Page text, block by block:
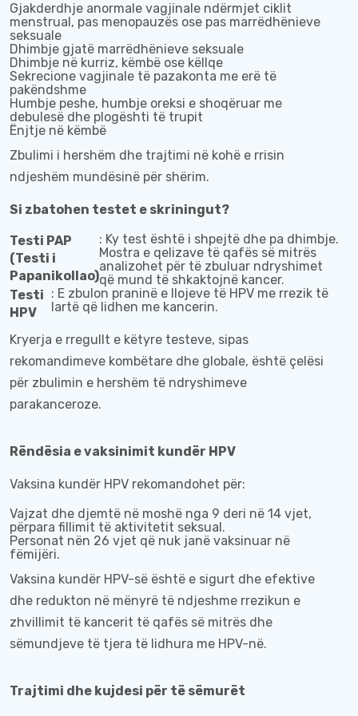
Gjakderdhje anormale vagjinale ndërmjet ciklit
menstrual, pas menopauzës ose pas marrëdhënieve
seksuale
Dhimbje gjatë marrëdhënieve seksuale
Dhimbje në kurriz, këmbë ose këllqe
Sekrecione vagjinale të pazakonta me erë të
pakëndshme
Humbje peshe, humbje oreksi e shoqëruar me
debulesë dhe plogështi të trupit
Ënjtje në këmbë
Zbulimi i hershëm dhe trajtimi në kohë e rrisin
ndjeshëm mundësinë për shërim.
Si zbatohen testet e skriningut?
Testi PAP
(Testi i
Papanikollao)
: Ky test është i shpejtë dhe pa dhimbje.
Mostra e qelizave të qafës së mitrës
analizohet për të zbuluar ndryshimet
që mund të shkaktojnë kancer.
Testi
HPV
: E zbulon praninë e llojeve të HPV me rrezik të
lartë që lidhen me kancerin.
Kryerja e rregullt e këtyre testeve, sipas
rekomandimeve kombëtare dhe globale, është çelësi
për zbulimin e hershëm të ndryshimeve
parakanceroze.
Rëndësia e vaksinimit kundër HPV
Vaksina kundër HPV rekomandohet për:
Vajzat dhe djemtë në moshë nga 9 deri në 14 vjet,
përpara fillimit të aktivitetit seksual.
Personat nën 26 vjet që nuk janë vaksinuar në
fëmijëri.
Vaksina kundër HPV-së është e sigurt dhe efektive
dhe redukton në mënyrë të ndjeshme rrezikun e
zhvillimit të kancerit të qafës së mitrës dhe
sëmundjeve të tjera të lidhura me HPV-në.
Trajtimi dhe kujdesi për të sëmurët